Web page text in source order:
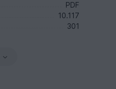
PDF
10.117
301